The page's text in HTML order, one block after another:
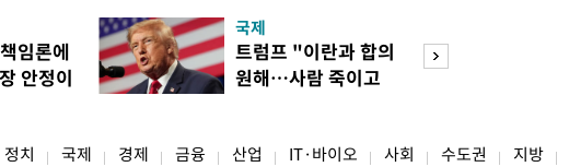
한국거래소는 이날 오전 10시18분께 매도 사이드카를 발동
했다고 밝혔다. 발동 당시 코스피200선물지수는 전일 종가
대비 5.12% 급락한 987.24였다. 코스피 매도 사이드카는 코
스피200을 기초자산으로 하는 선물 최근월물 가격
임론에
안정이
국제
트럼프 "이란과 합의
원해…사람 죽이고
정치 국제 경제 금융 산업 IT·바이오 사회 수도권 지방